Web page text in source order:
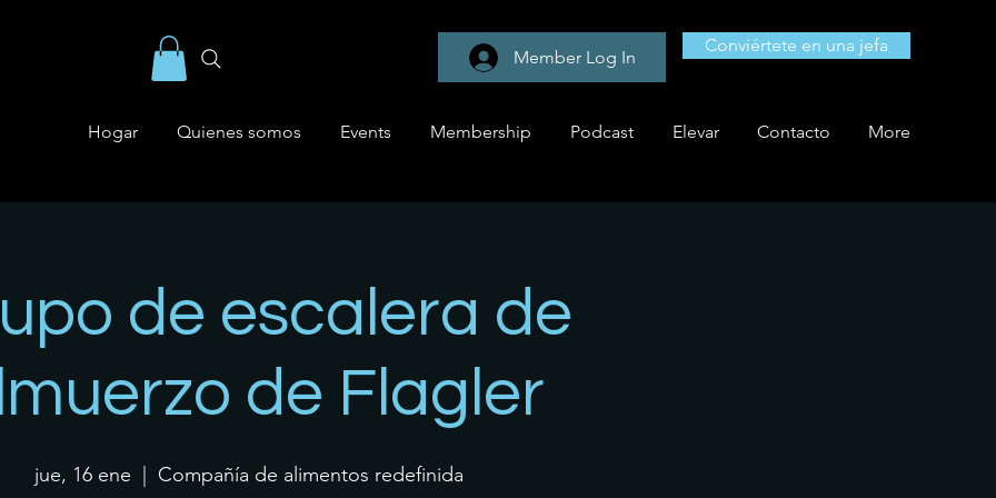
Member Log In
Conviértete en una jefa
Hogar Quienes somos Events Membership Podcast Elevar Contacto More
de escalera de
de Flagler
jue, 16 ene
  |
Compañía de alimentos redefinida